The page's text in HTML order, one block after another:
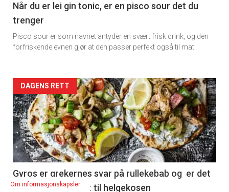
Når du er lei gin tonic, er en pisco sour det du
trenger
Pisco sour er som navnet antyder en svært frisk drink, og den
forfriskende evnen gjør at den passer perfekt også til mat.
Forsiden
akkurat
nå
-
2
DAGENS RETT
Gyros er grekernes svar på rullekebab og er det
perfekte tilskuddet til helgekosen
Om informasjonskapsler